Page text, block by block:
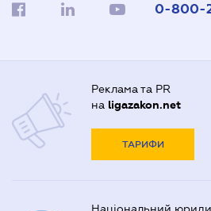
0-800-
Реклама та PR
на ligazakon.net
ТАРИФИ